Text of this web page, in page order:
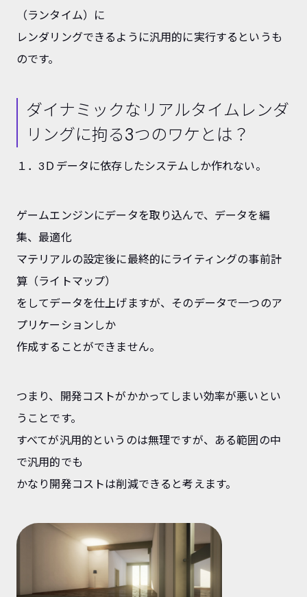
（ランタイム）に
レンダリングできるように汎用的に実行するというも
のです。
ダイナミックなリアルタイムレンダ
リングに拘る3つのワケとは？
１．3Ｄデータに依存したシステムしか作れない。
ゲームエンジンにデータを取り込んで、データを編
集、最適化
マテリアルの設定後に最終的にライティングの事前計
算（ライトマップ）
をしてデータを仕上げますが、そのデータで一つのア
プリケーションしか
作成することができません。
つまり、開発コストがかかってしまい効率が悪いとい
うことです。
すべてが汎用的というのは無理ですが、ある範囲の中
で汎用的でも
かなり開発コストは削減できると考えます。